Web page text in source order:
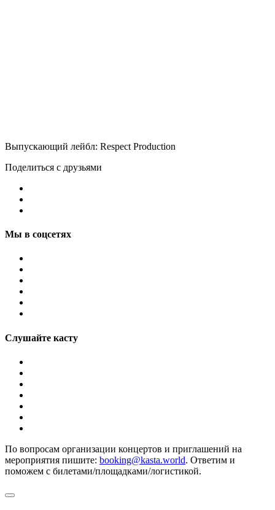
Выпускающий лейбл: Respect Production
Поделиться с друзьями
Мы в соцсетях
Слушайте касту
По вопросам организации концертов и приглашений на
мероприятия пишите: booking@kasta.world. Ответим и
поможем с билетами/площадками/логистикой.